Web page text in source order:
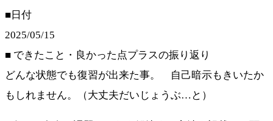
■日付
2025/05/15
■ できたこと・良かった点プラスの振り返り
どんな状態でも復習が出来た事。 自己暗示もきいたか
もしれません。（大丈夫だいじょうぶ…と）